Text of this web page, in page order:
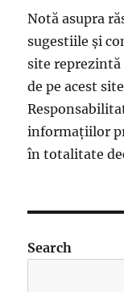
Notă asupra
sugestiile și
site
de pe acest
informațiilor
în totalitate
Search